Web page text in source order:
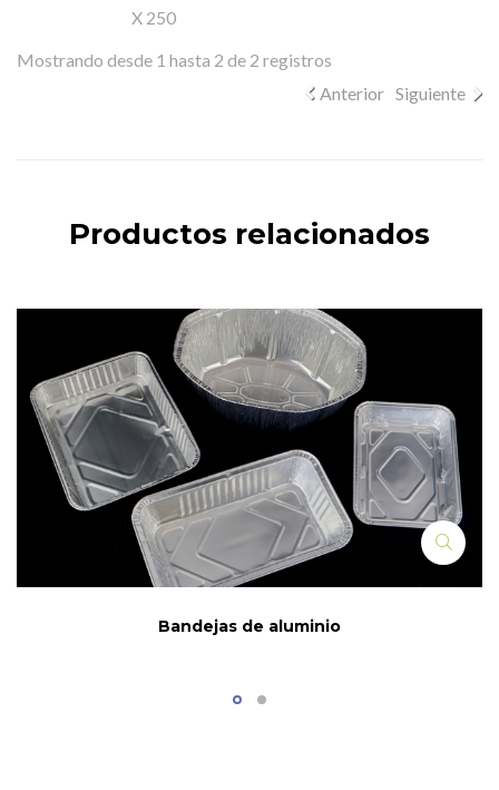
X 250
Mostrando desde 1 hasta 2 de 2 registros
Anterior Siguiente
Productos relacionados
Bandejas de aluminio